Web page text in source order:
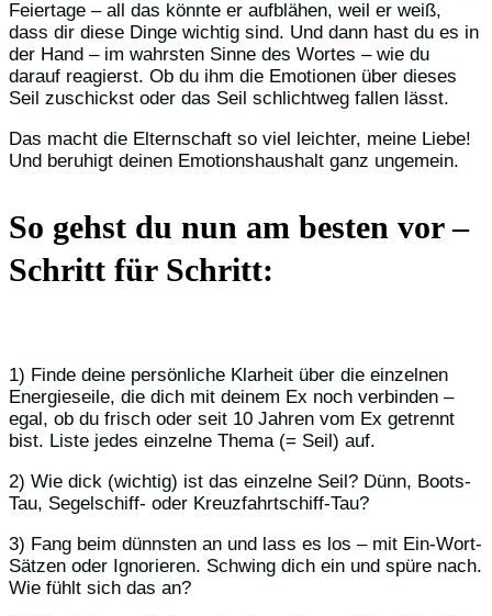
Feiertage – all das könnte er aufblähen, weil er weiß,
dass dir diese Dinge wichtig sind. Und dann hast du es in
der Hand – im wahrsten Sinne des Wortes – wie du
darauf reagierst. Ob du ihm die Emotionen über dieses
Seil zuschickst oder das Seil schlichtweg fallen lässt.
Das macht die Elternschaft so viel leichter, meine Liebe!
Und beruhigt deinen Emotionshaushalt ganz ungemein.
So gehst du nun am besten vor –
Schritt für Schritt:
1) Finde deine persönliche Klarheit über die einzelnen
Energieseile, die dich mit deinem Ex noch verbinden –
egal, ob du frisch oder seit 10 Jahren vom Ex getrennt
bist. Liste jedes einzelne Thema (= Seil) auf.
2) Wie dick (wichtig) ist das einzelne Seil? Dünn, Boots-
Tau, Segelschiff- oder Kreuzfahrtschiff-Tau?
3) Fang beim dünnsten an und lass es los – mit Ein-Wort-
Sätzen oder Ignorieren. Schwing dich ein und spüre nach.
Wie fühlt sich das an?